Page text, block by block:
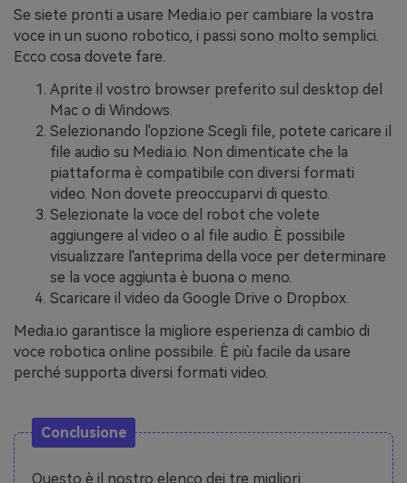
Se siete pronti a usare Media.io per cambiare la vostra
voce in un suono robotico, i passi sono molto semplici.
Ecco cosa dovete fare.
Aprite il vostro browser preferito sul desktop del
Mac o di Windows.
Selezionando l'opzione Scegli file, potete caricare il
file audio su Media.io. Non dimenticate che la
piattaforma è compatibile con diversi formati
video. Non dovete preoccuparvi di questo.
Selezionate la voce del robot che volete
aggiungere al video o al file audio. È possibile
visualizzare l'anteprima della voce per determinare
se la voce aggiunta è buona o meno.
Scaricare il video da Google Drive o Dropbox.
Media.io garantisce la migliore esperienza di cambio di
voce robotica online possibile. È più facile da usare
perché supporta diversi formati video.
Conclusione
Questo è il nostro elenco dei tre migliori